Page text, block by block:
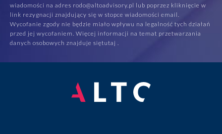
wiadomości na adres rodo@altoadvisory.pl lub poprzez kliknięcie w
link rezygnacji znajdujący się w stopce wiadomości email.
Wycofanie zgody nie będzie miało wpływu na legalność tych działań
przed jej wycofaniem. Więcej informacji na temat przetwarzania
danych osobowych znajduje siętutaj